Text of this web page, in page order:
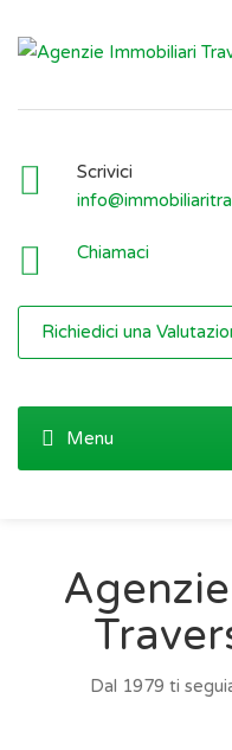
Scrivici
Chiamaci
Richiedici una
Dal 1979 ti